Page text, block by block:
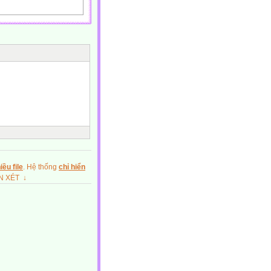
file . Hệ thống chỉ hiển
XÉT ↓